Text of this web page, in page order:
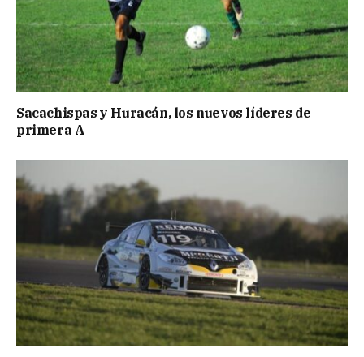
Sacachispas y Huracán, los nuevos líderes de
primera A